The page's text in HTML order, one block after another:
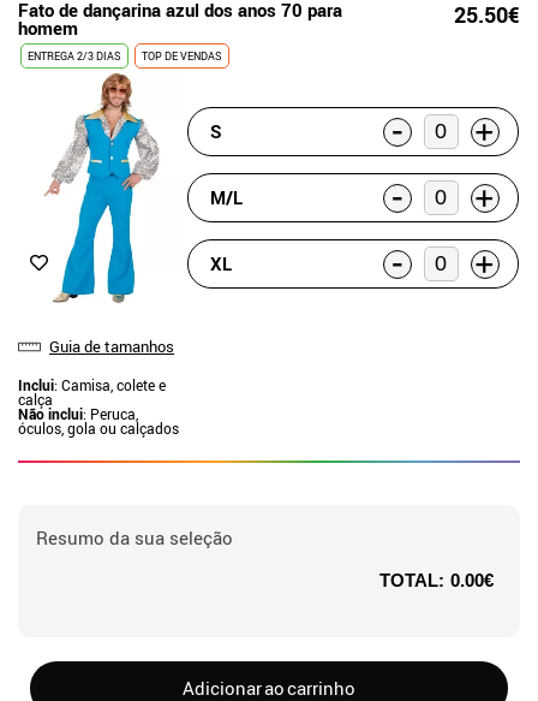
Fato de dançarina azul dos anos 70 para
homem 25.50€
ENTREGA 2/3 DIAS TOP DE VENDAS
Guia de tamanhos
Inclui: Camisa, colete e
calça
Não inclui: Peruca,
óculos, gola ou calçados
S - +
M/L - +
XL - +
Resumo da sua seleção
TOTAL: 0.00€
Adicionar ao carrinho